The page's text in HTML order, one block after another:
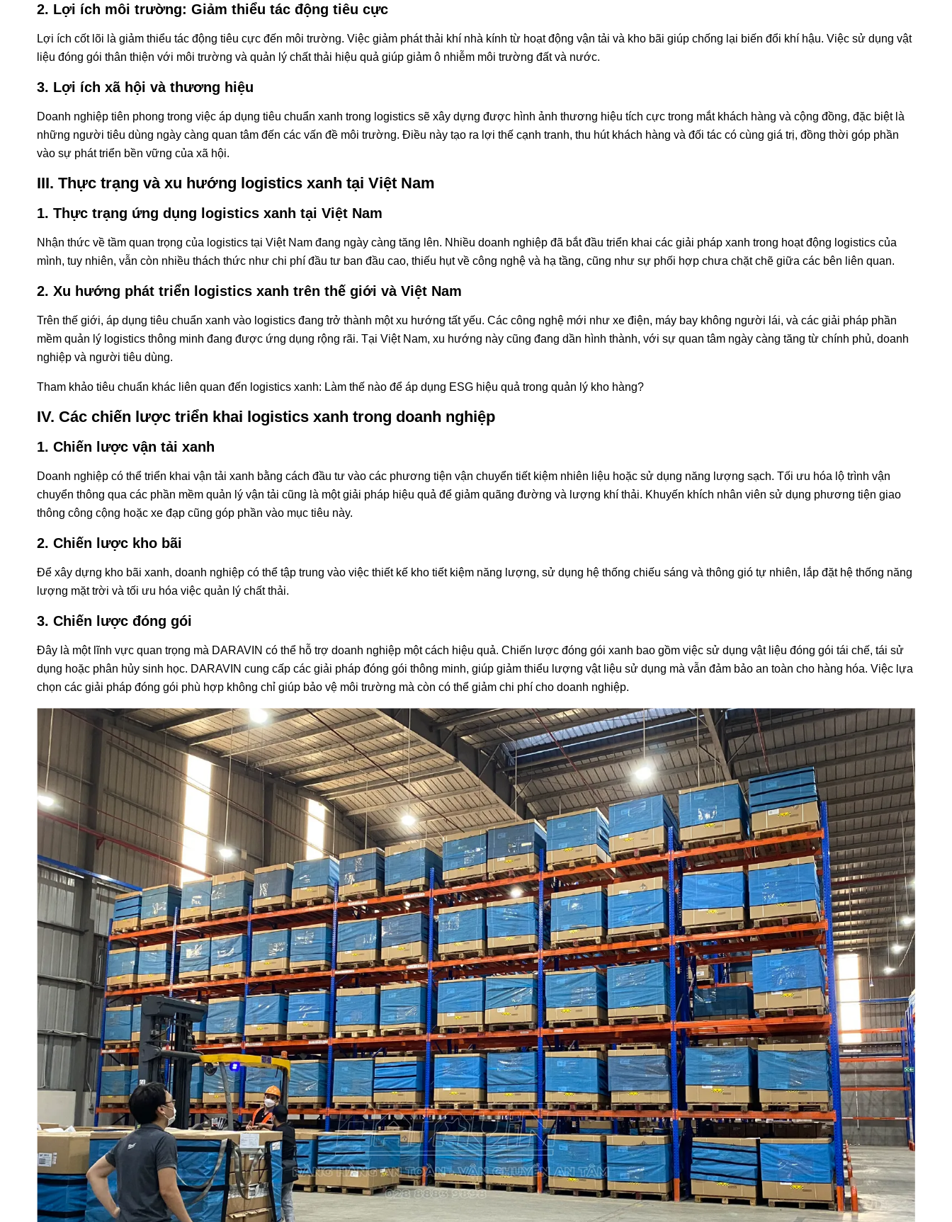
2. Lợi ích môi trường: Giảm thiểu tác động tiêu cực
Lợi ích cốt lõi là giảm thiểu tác động tiêu cực đến môi trường. Việc giảm phát thải khí nhà kính từ hoạt động vận tải và kho bãi giúp chống lại biến đổi khí hậu. Việc sử dụng vật
liệu đóng gói thân thiện với môi trường và quản lý chất thải hiệu quả giúp giảm ô nhiễm môi trường đất và nước.
3. Lợi ích xã hội và thương hiệu
Doanh nghiệp tiên phong trong việc áp dụng tiêu chuẩn xanh trong logistics sẽ xây dựng được hình ảnh thương hiệu tích cực trong mắt khách hàng và cộng đồng, đặc biệt là
những người tiêu dùng ngày càng quan tâm đến các vấn đề môi trường. Điều này tạo ra lợi thế cạnh tranh, thu hút khách hàng và đối tác có cùng giá trị, đồng thời góp phần
vào sự phát triển bền vững của xã hội.
III. Thực trạng và xu hướng logistics xanh tại Việt Nam
1. Thực trạng ứng dụng logistics xanh tại Việt Nam
Nhận thức về tầm quan trọng của logistics tại Việt Nam đang ngày càng tăng lên. Nhiều doanh nghiệp đã bắt đầu triển khai các giải pháp xanh trong hoạt động logistics của
mình, tuy nhiên, vẫn còn nhiều thách thức như chi phí đầu tư ban đầu cao, thiếu hụt về công nghệ và hạ tầng, cũng như sự phối hợp chưa chặt chẽ giữa các bên liên quan.
2. Xu hướng phát triển logistics xanh trên thế giới và Việt Nam
Trên thế giới, áp dụng tiêu chuẩn xanh vào logistics đang trở thành một xu hướng tất yếu. Các công nghệ mới như xe điện, máy bay không người lái, và các giải pháp phần
mềm quản lý logistics thông minh đang được ứng dụng rộng rãi. Tại Việt Nam, xu hướng này cũng đang dần hình thành, với sự quan tâm ngày càng tăng từ chính phủ, doanh
nghiệp và người tiêu dùng.
Tham khảo tiêu chuẩn khác liên quan đến logistics xanh: Làm thế nào để áp dụng ESG hiệu quả trong quản lý kho hàng?
IV. Các chiến lược triển khai logistics xanh trong doanh nghiệp
1. Chiến lược vận tải xanh
Doanh nghiệp có thể triển khai vận tải xanh bằng cách đầu tư vào các phương tiện vận chuyển tiết kiệm nhiên liệu hoặc sử dụng năng lượng sạch. Tối ưu hóa lộ trình vận
chuyển thông qua các phần mềm quản lý vận tải cũng là một giải pháp hiệu quả để giảm quãng đường và lượng khí thải. Khuyến khích nhân viên sử dụng phương tiện giao
thông công cộng hoặc xe đạp cũng góp phần vào mục tiêu này.
2. Chiến lược kho bãi
Để xây dựng kho bãi xanh, doanh nghiệp có thể tập trung vào việc thiết kế kho tiết kiệm năng lượng, sử dụng hệ thống chiếu sáng và thông gió tự nhiên, lắp đặt hệ thống năng
lượng mặt trời và tối ưu hóa việc quản lý chất thải.
3. Chiến lược đóng gói
Đây là một lĩnh vực quan trọng mà DARAVIN có thể hỗ trợ doanh nghiệp một cách hiệu quả. Chiến lược đóng gói xanh bao gồm việc sử dụng vật liệu đóng gói tái chế, tái sử
dụng hoặc phân hủy sinh học. DARAVIN cung cấp các giải pháp đóng gói thông minh, giúp giảm thiểu lượng vật liệu sử dụng mà vẫn đảm bảo an toàn cho hàng hóa. Việc lựa
chọn các giải pháp đóng gói phù hợp không chỉ giúp bảo vệ môi trường mà còn có thể giảm chi phí cho doanh nghiệp.